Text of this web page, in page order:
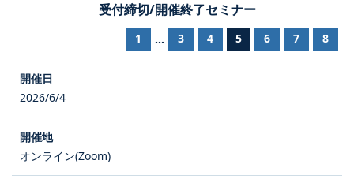
受付締切/開催終了セミナー
1 ... 3 4 5 6 7 8
2026/6/4
オンライン(Zoom)